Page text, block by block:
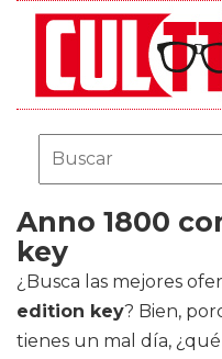
Anno 1800
key
¿Busca las mejores
edition key? Bien,
tienes un mal día,